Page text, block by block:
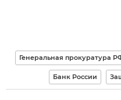
Генеральная прокуратура
Банк России